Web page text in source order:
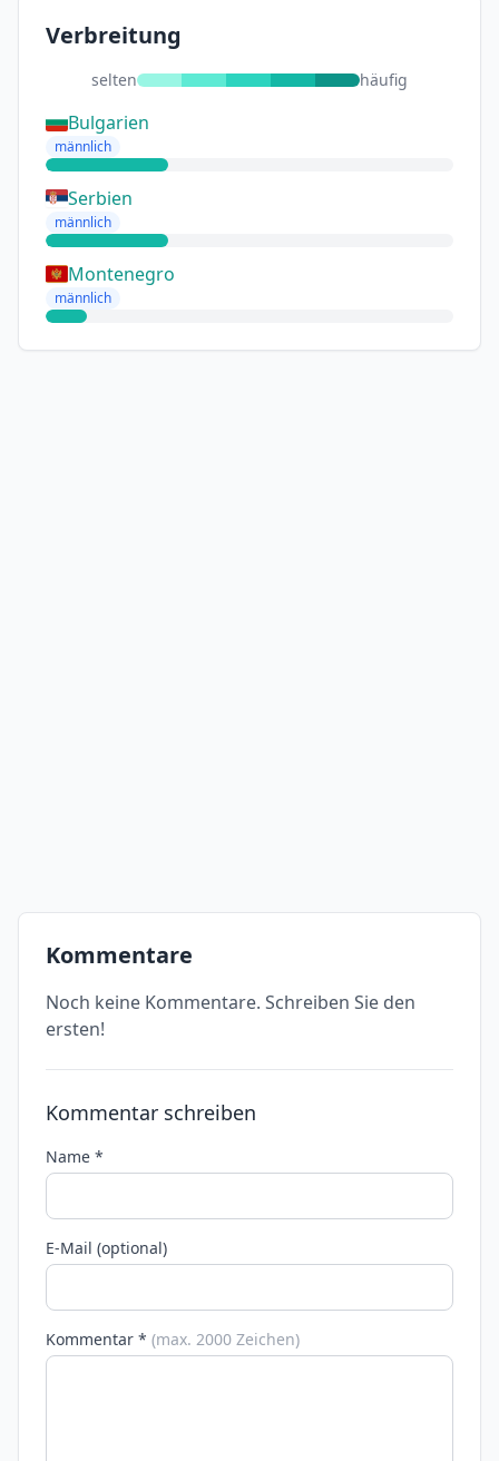
Verbreitung
selten häufig
Bulgarien
männlich
Serbien
männlich
Montenegro
männlich
Kommentare
Noch keine Kommentare. Schreiben Sie den
ersten!
Kommentar schreiben
Name *
E-Mail (optional)
Kommentar * (max. 2000 Zeichen)